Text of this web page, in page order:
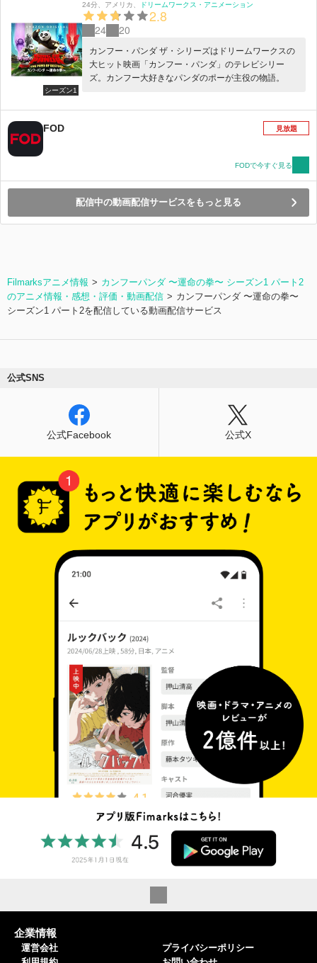
シーズン1
24分 アメリカ ドリームワークス・アニメーション
2.8
24 20
カンフー・パンダ ザ・シリーズはドリームワークスの
大ヒット映画「カンフー・パンダ」のテレビシリー
ズ。カンフー大好きなパンダのポーが主役の物語。
FOD 見放題
FODで今すぐ見る
配信中の動画配信サービスをもっと見る
Filmarksアニメ情報
カンフーパンダ 〜運命の拳〜 シーズン1 パート2
のアニメ情報・感想・評価・動画配信
カンフーパンダ 〜運命の拳〜
シーズン1 パート2を配信している動画配信サービス
公式SNS
公式Facebook 公式X
企業情報
運営会社
プライバシーポリシー